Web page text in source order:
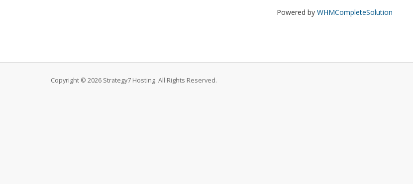
Powered by WHMCompleteSolution
Copyright © 2026 Strategy7 Hosting. All Rights Reserved.